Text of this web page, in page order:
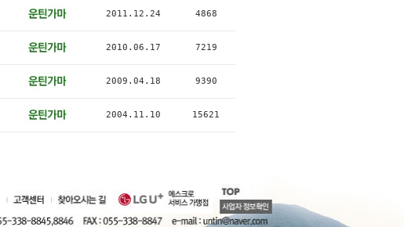
2011.12.24 4868
2010.06.17 7219
2009.04.18 9390
2004.11.10 15621